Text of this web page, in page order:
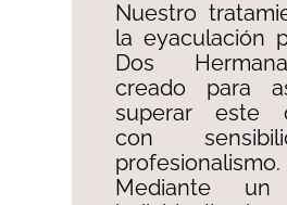
Nuestro
la eyaculación
Dos
creado para
superar este
con
profesionalismo. ​
Mediante un